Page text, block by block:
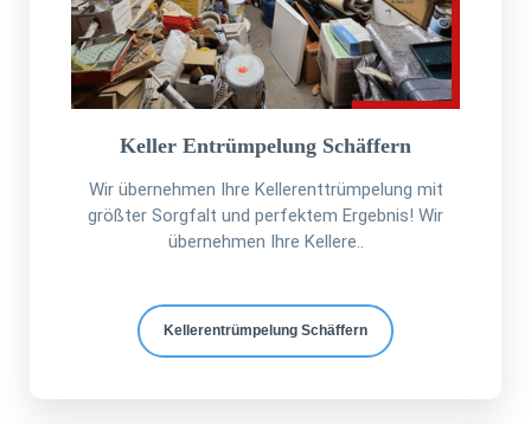
Keller Entrümpelung Schäffern
Wir übernehmen Ihre Kellerenttrümpelung mit
größter Sorgfalt und perfektem Ergebnis! Wir
übernehmen Ihre Kellere..
Kellerentrümpelung Schäffern